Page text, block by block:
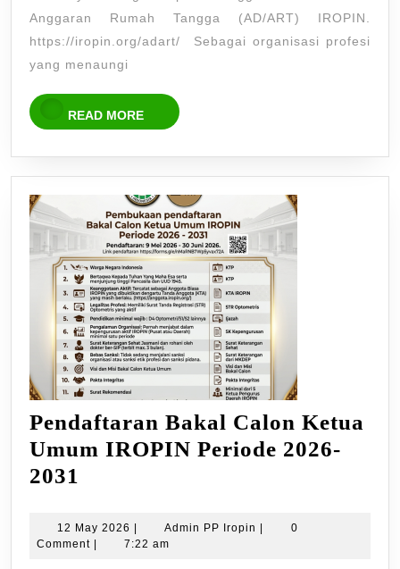
–
2031
Anggaran Rumah Tangga (AD/ART) IROPIN.
https://iropin.org/adart/ Sebagai organisasi profesi
yang menaungi
READ MORE
READ
MORE
Pendaftaran Bakal Calon Ketua
Umum IROPIN Periode 2026-
2031
Calon
Ketua
12 May 2026 12
May
Admin PP Iropin Admin0
Comment
7:22 am